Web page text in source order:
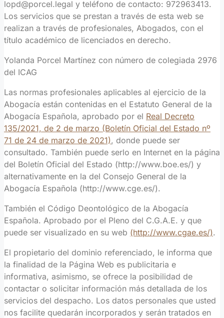
lopd@porcel.legal y teléfono de contacto: 972963413.
Los servicios que se prestan a través de esta web se
realizan a través de profesionales, Abogados, con el
título académico de licenciados en derecho.
Yolanda Porcel Martínez con número de colegiada 2976
del ICAG
Las normas profesionales aplicables al ejercicio de la
Abogacía están contenidas en el Estatuto General de la
Abogacía Española, aprobado por el Real Decreto
135/2021, de 2 de marzo (Boletín Oficial del Estado nº
71 de 24 de marzo de 2021), donde puede ser
consultado. También puede serlo en Internet en la página
del Boletín Oficial del Estado (http://www.boe.es/) y
alternativamente en la del Consejo General de la
Abogacía Española (http://www.cge.es/).
También el Código Deontológico de la Abogacía
Española. Aprobado por el Pleno del C.G.A.E. y que
puede ser visualizado en su web (http://www.cgae.es/).
El propietario del dominio referenciado, le informa que
la finalidad de la Página Web es publicitaria e
informativa, asimismo, se ofrece la posibilidad de
contactar o solicitar información más detallada de los
servicios del despacho. Los datos personales que usted
nos facilite quedarán incorporados y serán tratados en